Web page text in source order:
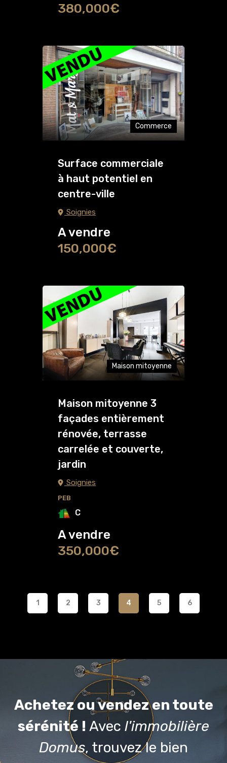
380,000€
Commerce
Surface commerciale
à haut potentiel en
centre-ville
Soignies
A vendre
150,000€
Maison mitoyenne
Maison mitoyenne 3
façades entièrement
rénovée, terrasse
carrelée et couverte,
jardin
Soignies
PEB
C
A vendre
350,000€
1 2 3 4 5 6
Achetez ou vendez en toute
sérénité ! Avec l'immobilière
Domus, trouvez le bien